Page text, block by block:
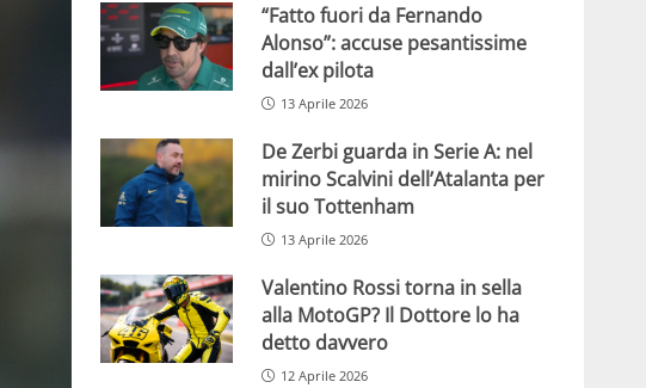
“Fatto fuori da Fernando
Alonso”: accuse pesantissime
dall’ex pilota
13 Aprile 2026
De Zerbi guarda in Serie A: nel
mirino Scalvini dell’Atalanta per
il suo Tottenham
13 Aprile 2026
Valentino Rossi torna in sella
alla MotoGP? Il Dottore lo ha
detto davvero
12 Aprile 2026